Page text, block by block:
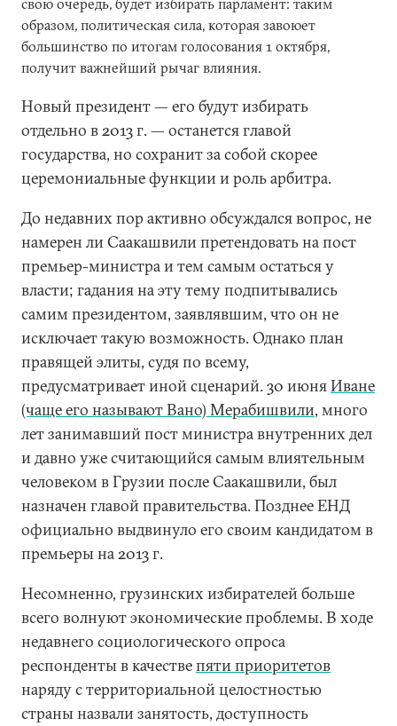
свою очередь, будет избирать парламент: таким
образом, политическая сила, которая завоюет
большинство по итогам голосования 1 октября,
получит важнейший рычаг влияния.
Новый президент — его будут избирать
отдельно в 2013 г. — останется главой
государства, но сохранит за собой скорее
церемониальные функции и роль арбитра.
До недавних пор активно обсуждался вопрос, не
намерен ли Саакашвили претендовать на пост
премьер-министра и тем самым остаться у
власти; гадания на эту тему подпитывались
самим президентом, заявлявшим, что он не
исключает такую возможность. Однако план
правящей элиты, судя по всему,
предусматривает иной сценарий. 30 июняИване
(чаще его называют Вано) Мерабишвили, много
лет занимавший пост министра внутренних дел
и давно уже считающийся самым влиятельным
человеком в Грузии после Саакашвили, был
назначен главой правительства. Позднее ЕНД
официально выдвинуло его своим кандидатом в
премьеры на 2013 г.
Несомненно, грузинских избирателей больше
всего волнуют экономические проблемы. В ходе
недавнего социологического опроса
респонденты в качествепяти приоритетов
наряду с территориальной целостностью
страны назвали занятость, доступность